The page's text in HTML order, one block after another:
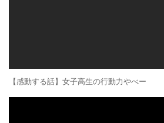
【感動する話】女子高生の行動力やべー